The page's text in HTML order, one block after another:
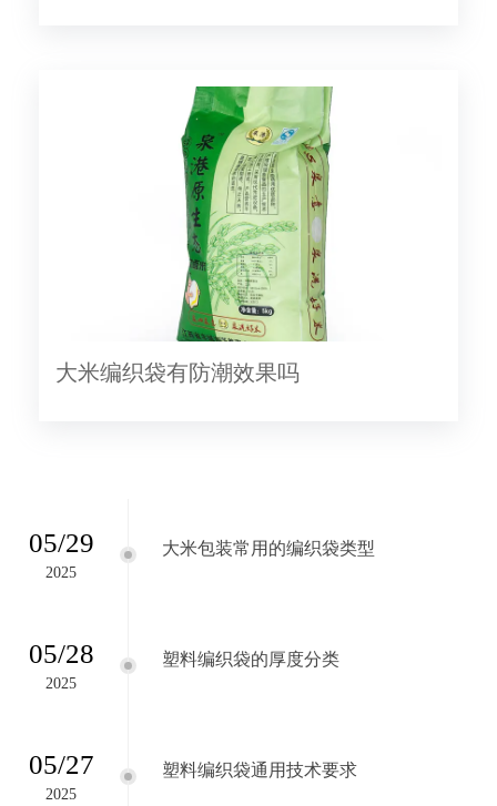
大米编织袋有防潮效果吗
05/29
2025
大米包装常用的编织袋类型
05/28
2025
塑料编织袋的厚度分类
05/27
2025
塑料编织袋通用技术要求